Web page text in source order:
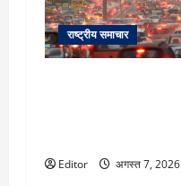
राष्ट्रीय समाचार
Editor अगस्त 7, 2026